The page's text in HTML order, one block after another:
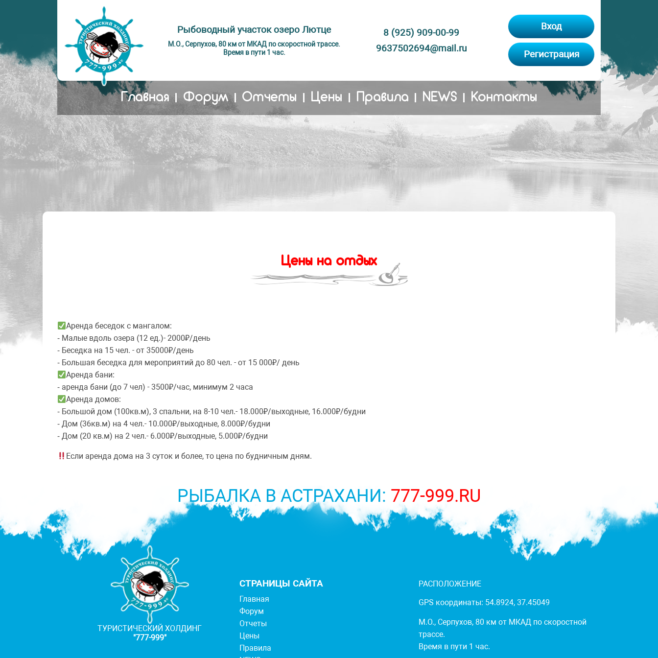
Рыбоводный участок озеро Лютце
М.О., Серпухов, 80 км от МКАД по скоростной трассе.
Время в пути 1 час.
8 (925) 909-00-99
9637502694@mail.ru
Вход
Регистрация
Главная Форум Отчеты Цены Правила NEWS Контакты
Цены на отдых
Аренда беседок с мангалом:
⁃ Малые вдоль озера (12 ед.)- 2000₽/день
⁃ Беседка на 15 чел. - от 35000₽/день
⁃ Большая беседка для мероприятий до 80 чел. - от 15 000₽/ день
Аренда бани:
⁃ аренда бани (до 7 чел) - 3500₽/час, минимум 2 часа
Аренда домов:
⁃ Большой дом (100кв.м), 3 спальни, на 8-10 чел.- 18.000₽/выходные, 16.000₽/будни
⁃ Дом (36кв.м) на 4 чел.- 10.000₽/выходные, 8.000₽/будни
⁃ Дом (20 кв.м) на 2 чел.- 6.000₽/выходные, 5.000₽/будни
Если аренда дома на 3 суток и более, то цена по будничным дням.
РЫБАЛКА В АСТРАХАНИ: 777-999.RU
ТУРИСТИЧЕСКИЙ ХОЛДИНГ
"777-999"
СТРАНИЦЫ САЙТА
Главная
Форум
Отчеты
Цены
Правила
РАСПОЛОЖЕНИЕ
GPS координаты: 54.8924, 37.45049
М.О., Серпухов, 80 км от МКАД по скоростной
трассе.
Время в пути 1 час.